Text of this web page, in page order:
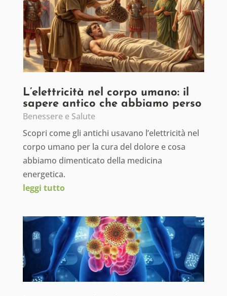
L’elettricità nel corpo umano: il
sapere antico che abbiamo perso
Benessere e Salute
Scopri come gli antichi usavano l’elettricità nel
corpo umano per la cura del dolore e cosa
abbiamo dimenticato della medicina
energetica.
leggi tutto